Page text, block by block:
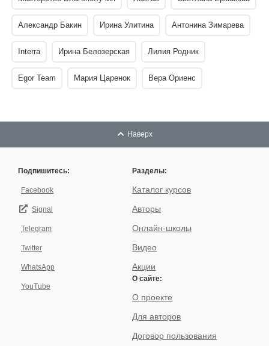
Александр Бакин Ирина Улитина Антонина Зимарева
Interra Ирина Белозерская Лилия Родник
Egor Team Мария Царенок Вера Ориенс
Наверх
Подпишитесь:
Facebook
Signal
Telegram
Twitter
WhatsApp
YouTube
Разделы:
Каталог курсов
Авторы
Онлайн-школы
Видео
Акции
О сайте:
О проекте
Для авторов
Договор пользования